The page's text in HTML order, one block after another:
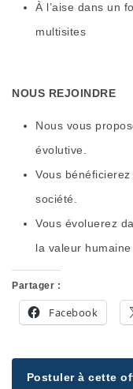
À l’aise dans un
multisites
NOUS REJOINDRE
Nous vous
évolutive.
Vous
société.
Vous évoluerez
la valeur
Partager :
Facebook
Postuler à cette